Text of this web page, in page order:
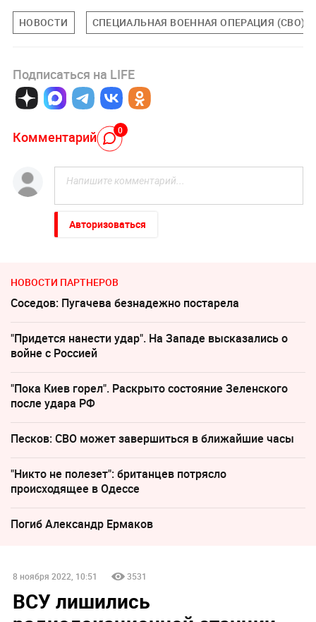
НОВОСТИ СПЕЦИАЛЬНАЯ ВОЕННАЯ ОПЕРАЦИЯ (СВО)
Подписаться на LIFE
Комментарий 0
Авторизоваться
НОВОСТИ ПАРТНЕРОВ
Соседов: Пугачева безнадежно постарела
"Придется нанести удар". На Западе высказались о
войне с Россией
"Пока Киев горел". Раскрыто состояние Зеленского
после удара РФ
Песков: СВО может завершиться в ближайшие часы
"Никто не полезет": британцев потрясло
происходящее в Одессе
Погиб Александр Ермаков
8 ноября 2022, 10:51 3531
ВСУ лишились